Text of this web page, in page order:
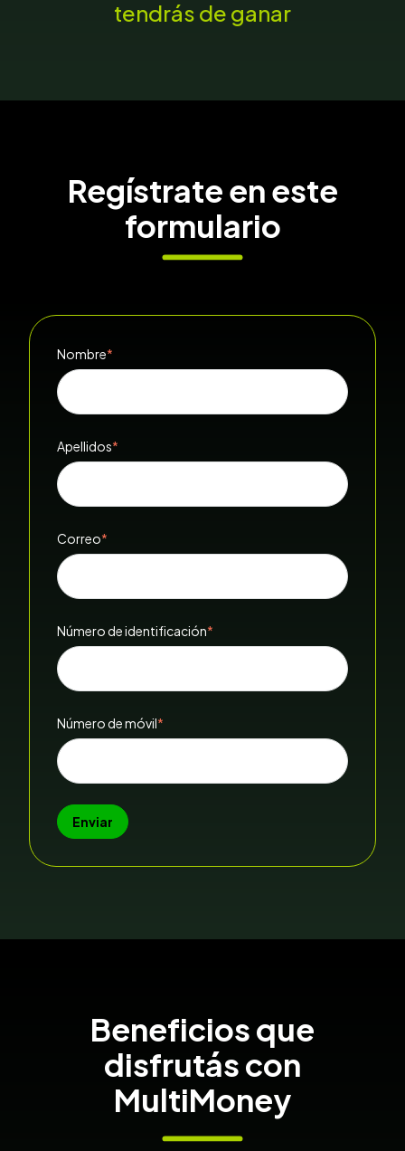
tendrás de ganar
Regístrate en este
formulario
Nombre*
Apellidos*
Correo*
Número de identificación*
Número de móvil*
Beneficios que
disfrutás con
MultiMoney